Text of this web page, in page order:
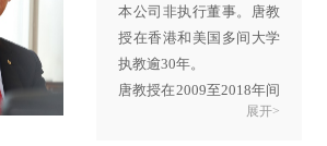
主席；交通部第一公路勘
察设计院之技术员、工程
师、桥梁设计室副主任、
人事处长及副院长；中国
公路桥梁建设总公司之董
本公司非执行董事。唐教
授在香港和美国多间大学
执教逾30年。
唐教授在2009至2018年间
出任香港理工大学校长及
展开>